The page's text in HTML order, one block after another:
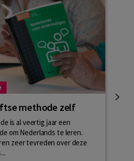
methode zelf
is al veertig jaar een
om Nederlands te leren.
zeer tevreden over deze